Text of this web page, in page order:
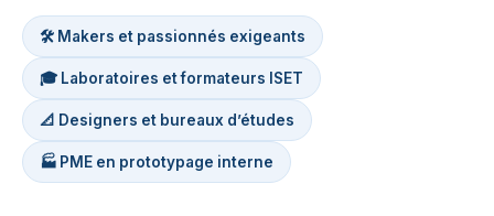
🛠️ Makers et passionnés exigeants
🎓 Laboratoires et formateurs ISET
📐 Designers et bureaux d’études
🏭 PME en prototypage interne